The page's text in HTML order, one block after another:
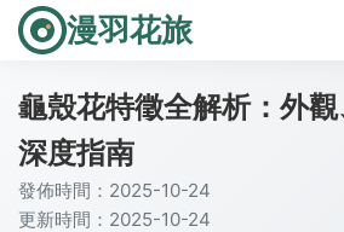
漫羽花旅
龜殼花特徵全解析：外
深度指南
發佈時間：2025-10-24
更新時間：2025-10-24